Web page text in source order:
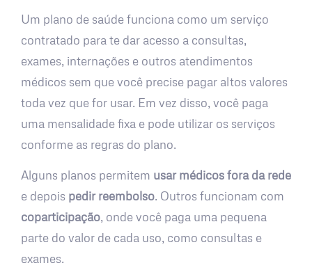
Um plano de saúde funciona como um serviço
contratado para te dar acesso a consultas,
exames, internações e outros atendimentos
médicos sem que você precise pagar altos valores
toda vez que for usar. Em vez disso, você paga
uma mensalidade fixa e pode utilizar os serviços
conforme as regras do plano.
Alguns planos permitem usar médicos fora da rede
e depois pedir reembolso. Outros funcionam com
coparticipação, onde você paga uma pequena
parte do valor de cada uso, como consultas e
exames.